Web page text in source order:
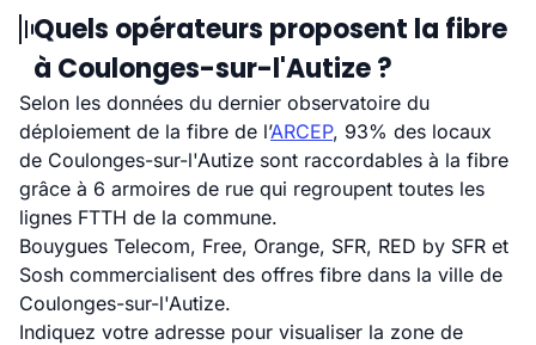
Quels opérateurs proposent la fibre
à Coulonges-sur-l'Autize ?
Selon les données du dernier observatoire du
déploiement de la fibre de l’ARCEP, 93% des locaux
de Coulonges-sur-l'Autize sont raccordables à la fibre
grâce à 6 armoires de rue qui regroupent toutes les
lignes FTTH de la commune.
Bouygues Telecom, Free, Orange, SFR, RED by SFR et
Sosh commercialisent des offres fibre dans la ville de
Coulonges-sur-l'Autize.
Indiquez votre adresse pour visualiser la zone de